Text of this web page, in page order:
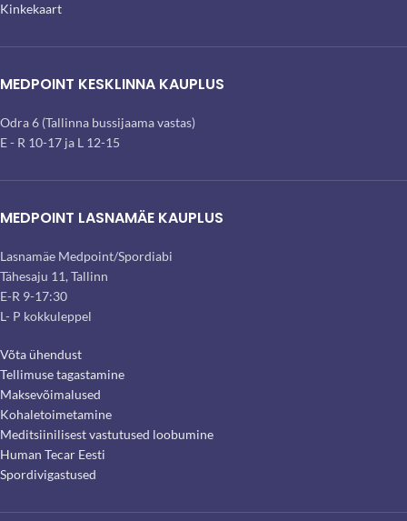
Kinkekaart
MEDPOINT KESKLINNA KAUPLUS
Odra 6 (Tallinna bussijaama vastas)
E - R 10-17 ja L 12-15
MEDPOINT LASNAMÄE KAUPLUS
Lasnamäe Medpoint/Spordiabi
Tähesaju 11, Tallinn
E-R 9-17:30
L- P kokkuleppel
Võta ühendust
Tellimuse tagastamine
Maksevõimalused
Kohaletoimetamine
Meditsiinilisest vastutused loobumine
Human Tecar Eesti
Spordivigastused